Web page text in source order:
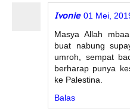
Ivonie 01 Mei,
Masya Allah
buat nabung
umroh, sempat
berharap punya
ke Palestina.
Balas